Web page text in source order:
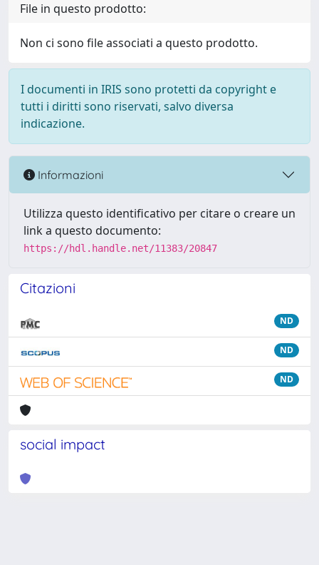
File in questo prodotto:
Non ci sono file associati a questo prodotto.
I documenti in IRIS sono protetti da copyright e
tutti i diritti sono riservati, salvo diversa
indicazione.
Informazioni
Utilizza questo identificativo per citare o creare un
link a questo documento:
https://hdl.handle.net/11383/20847
Citazioni
ND
ND
ND
social impact